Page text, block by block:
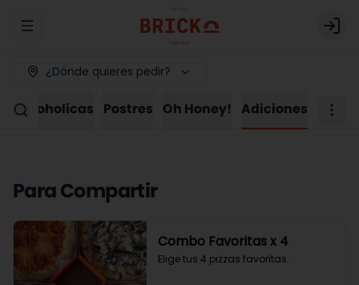
Abrir menu de navegación Login
¿Dónde quieres pedir?
Alcoholicas Postres Oh Honey! Adiciones
Para Compartir
Combo Favoritas x 4
Elige tus 4 pizzas favoritas.